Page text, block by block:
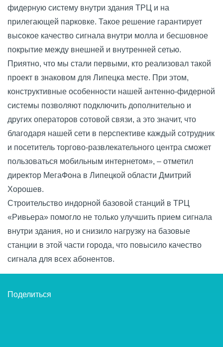
фидерную систему внутри здания ТРЦ и на
прилегающей парковке. Такое решение гарантирует
высокое качество сигнала внутри молла и бесшовное
покрытие между внешней и внутренней сетью.
Приятно, что мы стали первыми, кто реализовал такой
проект в знаковом для Липецка месте. При этом,
конструктивные особенности нашей антенно-фидерной
системы позволяют подключить дополнительно и
других операторов сотовой связи, а это значит, что
благодаря нашей сети в перспективе каждый сотрудник
и посетитель торгово-развлекательного центра сможет
пользоваться мобильным интернетом», – отметил
директор МегаФона в Липецкой области Дмитрий
Хорошев.
Строительство индорной базовой станций в ТРЦ
«Ривьера» помогло не только улучшить прием сигнала
внутри здания, но и снизило нагрузку на базовые
станции в этой части города, что повысило качество
сигнала для всех абонентов.
Поделиться